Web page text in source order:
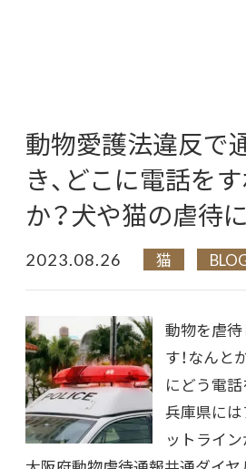
動物愛護法違反で
き、どこに電話を
か？犬や猫の虐待
2023.08.26 猫
動物を虐
す！なんと
にどう電話
兵庫県には
ットライ